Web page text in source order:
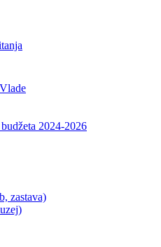
2024-2026
zastava)